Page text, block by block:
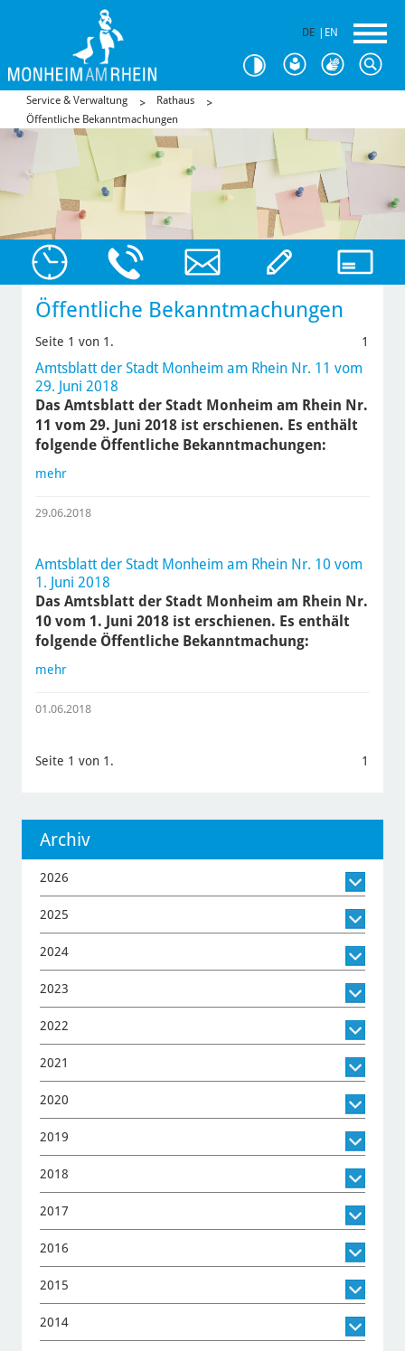
DE EN
Service & Verwaltung
Rathaus
Öffentliche Bekanntmachungen
Öffentliche Bekanntmachungen
Seite 1 von 1. 1
Amtsblatt der Stadt Monheim am Rhein Nr. 11 vom
29. Juni 2018
Das Amtsblatt der Stadt Monheim am Rhein Nr.
11 vom 29. Juni 2018 ist erschienen. Es enthält
folgende Öffentliche Bekanntmachungen:
mehr
29.06.2018
Amtsblatt der Stadt Monheim am Rhein Nr. 10 vom
1. Juni 2018
Das Amtsblatt der Stadt Monheim am Rhein Nr.
10 vom 1. Juni 2018 ist erschienen. Es enthält
folgende Öffentliche Bekanntmachung:
mehr
01.06.2018
Seite 1 von 1. 1
Archiv
2026
2025
2024
2023
2022
2021
2020
2019
2018
2017
2016
2015
2014